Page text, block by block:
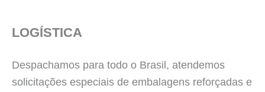
LOGÍSTICA
Despachamos para todo o Brasil, atendemos
solicitações especiais de embalagens reforçadas e